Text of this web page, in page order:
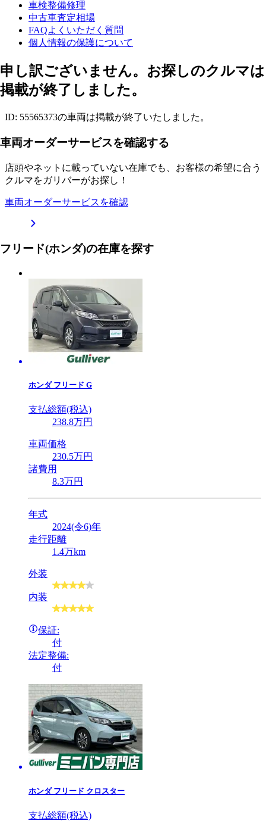
車検整備修理
中古車査定相場
FAQよくいただく質問
個人情報の保護について
申し訳ございません。お探しのクルマは
掲載が終了しました。
ID: 55565373の車両は掲載が終了いたしました。
車両オーダーサービスを確認する
店頭やネットに載っていない在庫でも、お客様の希望に合う
クルマをガリバーがお探し！
車両オーダーサービスを確認
フリード(ホンダ)の在庫を探す
ホンダ フリード G
支払総額(税込)
238.8万円
車両価格
230.5万円
諸費用
8.3万円
年式
2024(令6)年
走行距離
1.4万km
外装
内装
保証:
付
法定整備:
付
ホンダ フリード クロスター
支払総額(税込)